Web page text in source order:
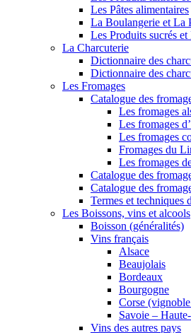
Les Pâtes alimentaires
La Boulangerie et La
Les Produits sucrés
La Charcuterie
Dictionnaire des
Dictionnaire des
Les Fromages
Catalogue des
Les fromages
Les fromages
Les fromages
Fromages du
Les fromages
Catalogue des
Catalogue des
Termes et techniques
Les Boissons, vins et alcools
Boisson (généralités)
Vins français
Alsace
Beaujolais
Bordeaux
Bourgogne
Corse
Savoie –
Vins des autres pays